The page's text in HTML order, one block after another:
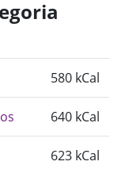
580 kCal
640 kCal
623 kCal